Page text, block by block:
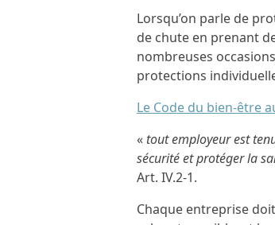
Lorsqu’on parle de
de chute en prenant
nombreuses
protections
Le Code du bien-être
« tout employeur est
sécurité et protéger la
Art. IV.2-1.
Chaque entreprise